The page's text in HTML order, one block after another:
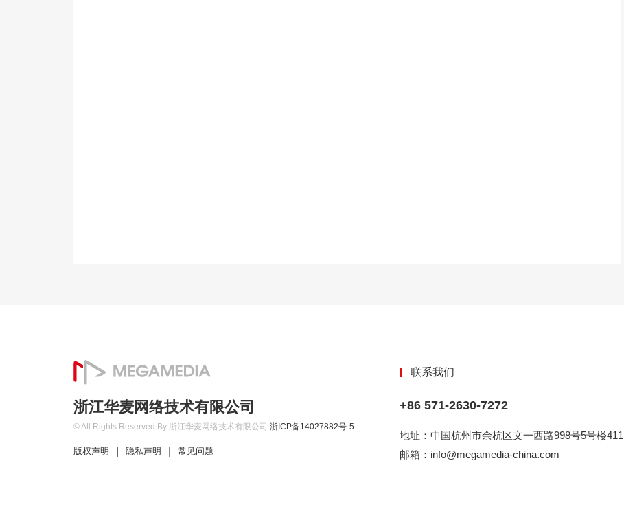
浙江华麦网络技术有限公司
© All Rights Reserved By 浙江华麦网络技术有限公司 浙ICP备14027882号-5
版权声明 隐私声明 常见问题
联系我们
+86 571-2630-7272
地址：中国杭州市余杭区文一西路998号5号楼411
邮箱：info@megamedia-china.com